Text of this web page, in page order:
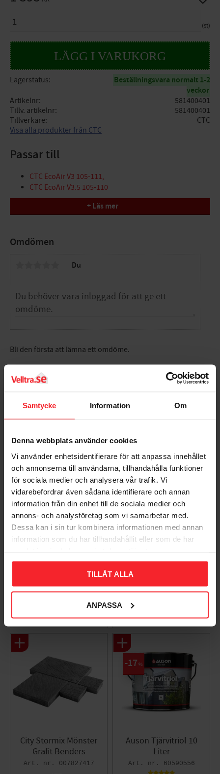
Samtycke Information Om
Denna webbplats använder cookies
Vi använder enhetsidentifierare för att anpassa innehållet
och annonserna till användarna, tillhandahålla funktioner
för sociala medier och analysera vår trafik. Vi
vidarebefordrar även sådana identifierare och annan
information från din enhet till de sociala medier och
annons- och analysföretag som vi samarbetar med.
Dessa kan i sin tur kombinera informationen med annan
information som du har tillhandahållit eller som de har
TILLÅT ALLA
ANPASSA
st
Lagerstatus
Beställningsvara normalt 1-2
veckor
Artikelnr
581400401
Tillv. artikelnr
581400401
Tillverkare
CTC
Visa alla produkter från CTC
Passar till
CTC EcoAir V3 105-111,
CTC EcoAir V3.5 105-110
+ Läs mer
Omdömen
Du
Bli den första att lämna ett omdöme.
Populära produkter
kupig Candor Benders
003983062
15KR
Lägg till i favoriter
Modern Extra Vit,
Lägg
City Stormix Mönster
Grafit Benders
007827417
Auson Tjärvitriol 10
Liter
60590556
17 %